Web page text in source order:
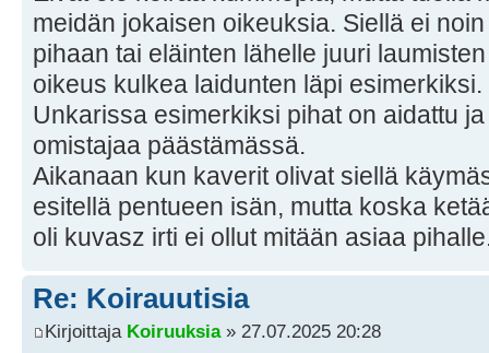
meidän jokaisen oikeuksia. Siellä ei
pihaan tai eläinten lähelle juuri
oikeus kulkea laidunten läpi esimerkiksi.
Unkarissa esimerkiksi pihat on aidattu
omistajaa päästämässä.
Aikanaan kun kaverit olivat siellä
esitellä pentueen isän, mutta koska
oli kuvasz irti ei ollut mitään asiaa
Re: Koirauutisia
Kirjoittaja Koiruuksia» 27.07.2025 20:28